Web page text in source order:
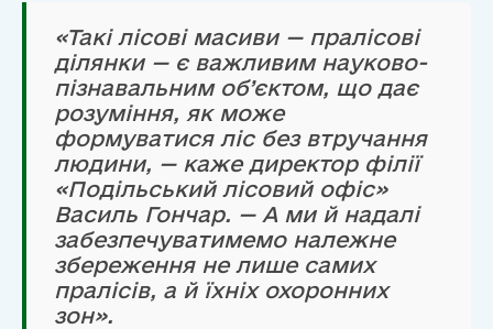
«Такі лісові масиви — пралісові
ділянки — є важливим науково-
пізнавальним об’єктом, що дає
розуміння, як може
формуватися ліс без втручання
людини, — каже директор філії
«Подільський лісовий офіс»
Василь Гончар. — А ми й надалі
забезпечуватимемо належне
збереження не лише самих
пралісів, а й їхніх охоронних
зон».